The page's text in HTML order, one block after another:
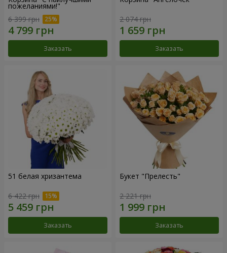
пожеланиями!"
6 399 грн
Заказать
2 074 грн
Заказать
51 белая хризантема
6 422 грн
Заказать
Букет "Прелесть"
2 221 грн
Заказать